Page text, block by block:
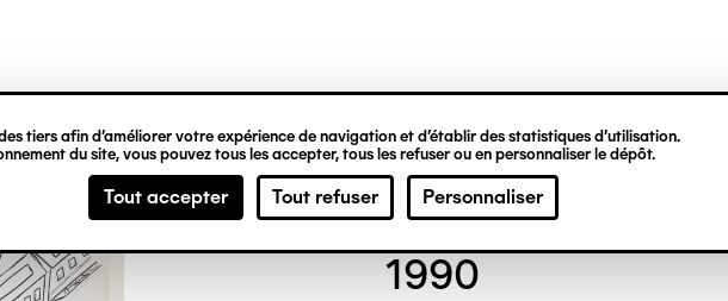
tiers afin d’améliorer votre expérience de navigation et d’établir des statistiques d’utilisation.
du site, vous pouvez tous les accepter, tous les refuser ou en personnaliser le dépôt.
Tout accepter Tout refuser Personnaliser
Jim KALISKI
1990